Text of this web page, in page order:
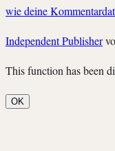
wie deine
Independent Publisher
This function has been
OK